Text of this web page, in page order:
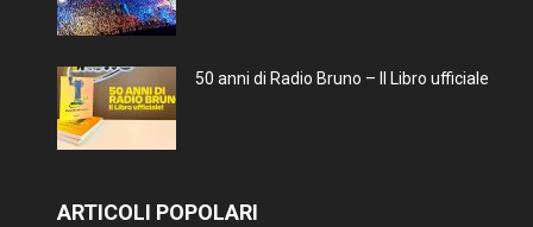
50 anni di Radio Bruno – Il Libro ufficiale
ARTICOLI POPOLARI